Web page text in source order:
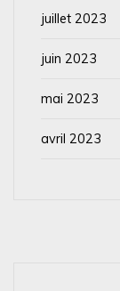
juillet 2023
juin 2023
mai 2023
avril 2023